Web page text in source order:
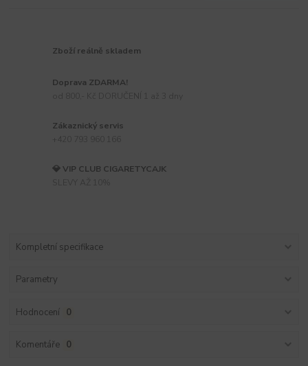
Zboží reálně skladem
Doprava ZDARMA!
Zákaznický servis
💎 VIP CLUB CIGARETYCAJK
Kompletní specifikace
Parametry
Hodnocení 0
Komentáře 0